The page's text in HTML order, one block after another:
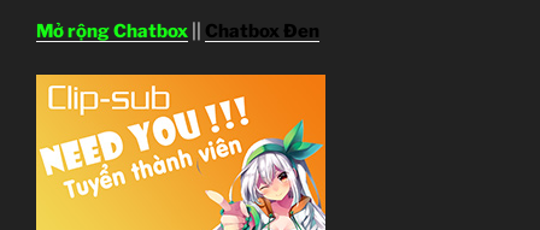
Mở rộng Chatbox Chatbox Đen